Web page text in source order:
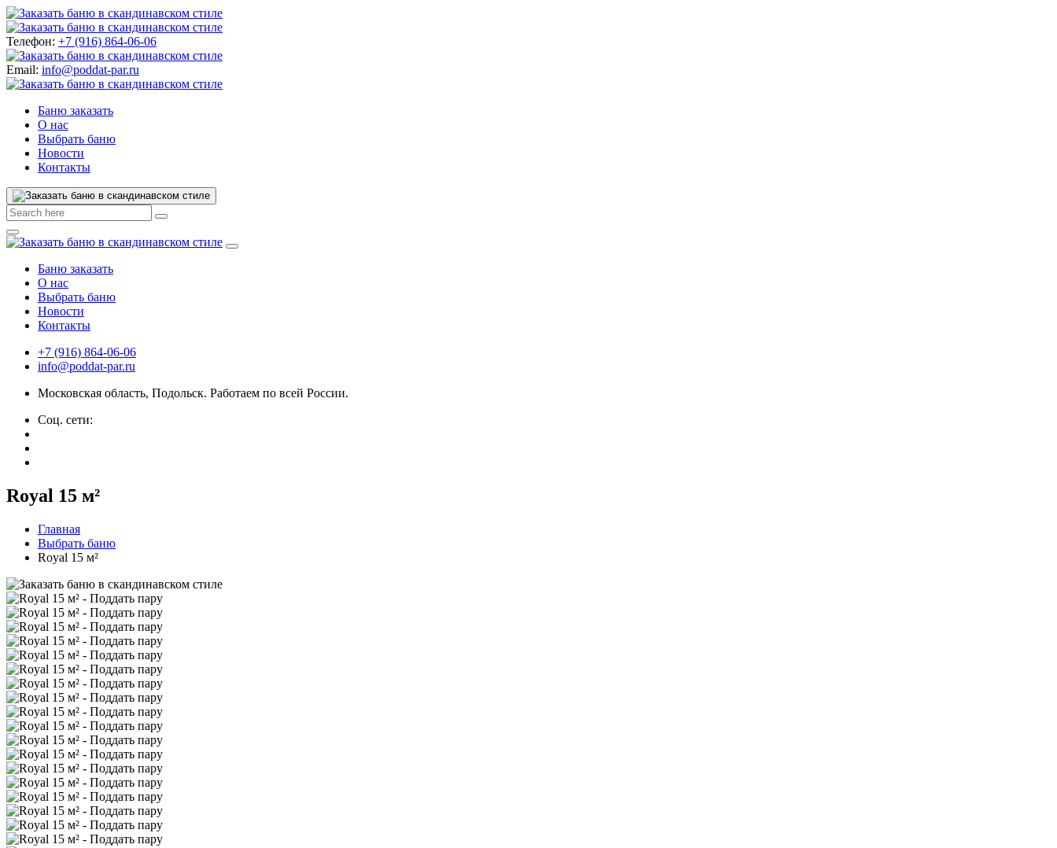
Телефон: +7 (916) 864-06-06
Email: info@poddat-par.ru
Баню заказать
О нас
Выбрать баню
Новости
Контакты
Баню заказать
О нас
Выбрать баню
Новости
Контакты
+7 (916) 864-06-06
info@poddat-par.ru
Московская область, Подольск. Работаем по всей России.
Соц. сети:
Royal 15 м²
Главная
Выбрать баню
Royal 15 м²